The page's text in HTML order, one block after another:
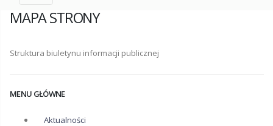
MAPA STRONY
Struktura biuletynu informacji publicznej
MENU GŁÓWNE
Aktualności